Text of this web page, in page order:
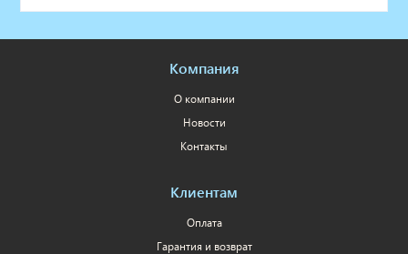
Компания
О компании
Новости
Контакты
Клиентам
Оплата
Гарантия и возврат